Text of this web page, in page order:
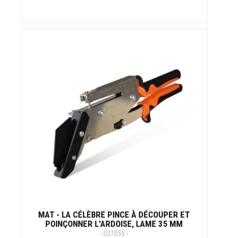
MAT - LA CÉLÈBRE PINCE À DÉCOUPER ET
POINÇONNER L'ARDOISE, LAME 35 MM
- 031055 -